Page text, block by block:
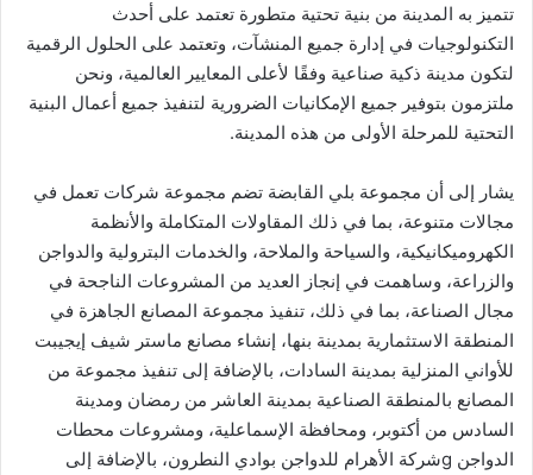
تتميز به المدينة من بنية تحتية متطورة تعتمد على أحدث
التكنولوجيات في إدارة جميع المنشآت، وتعتمد على الحلول الرقمية
لتكون مدينة ذكية صناعية وفقًا لأعلى المعايير العالمية، ونحن
ملتزمون بتوفير جميع الإمكانيات الضرورية لتنفيذ جميع أعمال البنية
التحتية للمرحلة الأولى من هذه المدينة.
يشار إلى أن مجموعة بلي القابضة تضم مجموعة شركات تعمل في
مجالات متنوعة، بما في ذلك المقاولات المتكاملة والأنظمة
الكهروميكانيكية، والسياحة والملاحة، والخدمات البترولية والدواجن
والزراعة، وساهمت في إنجاز العديد من المشروعات الناجحة في
مجال الصناعة، بما في ذلك، تنفيذ مجموعة المصانع الجاهزة في
المنطقة الاستثمارية بمدينة بنها، إنشاء مصانع ماستر شيف إيجيبت
للأواني المنزلية بمدينة السادات، بالإضافة إلى تنفيذ مجموعة من
المصانع بالمنطقة الصناعية بمدينة العاشر من رمضان ومدينة
السادس من أكتوبر، ومحافظة الإسماعلية، ومشروعات محطات
الدواجن gشركة الأهرام للدواجن بوادي النطرون، بالإضافة إلى